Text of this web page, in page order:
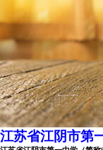
江苏省江阴市第